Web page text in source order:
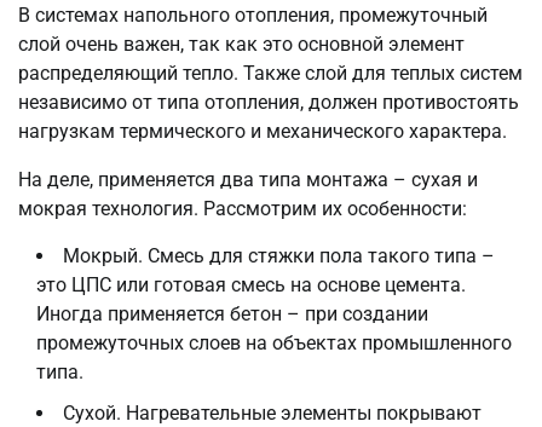
В системах напольного отопления, промежуточный
слой очень важен, так как это основной элемент
распределяющий тепло. Также слой для теплых систем
независимо от типа отопления, должен противостоять
нагрузкам термического и механического характера.
На деле, применяется два типа монтажа – сухая и
мокрая технология. Рассмотрим их особенности:
Мокрый. Смесь для стяжки пола такого типа –
это ЦПС или готовая смесь на основе цемента.
Иногда применяется бетон – при создании
промежуточных слоев на объектах промышленного
типа.
Сухой. Нагревательные элементы покрывают